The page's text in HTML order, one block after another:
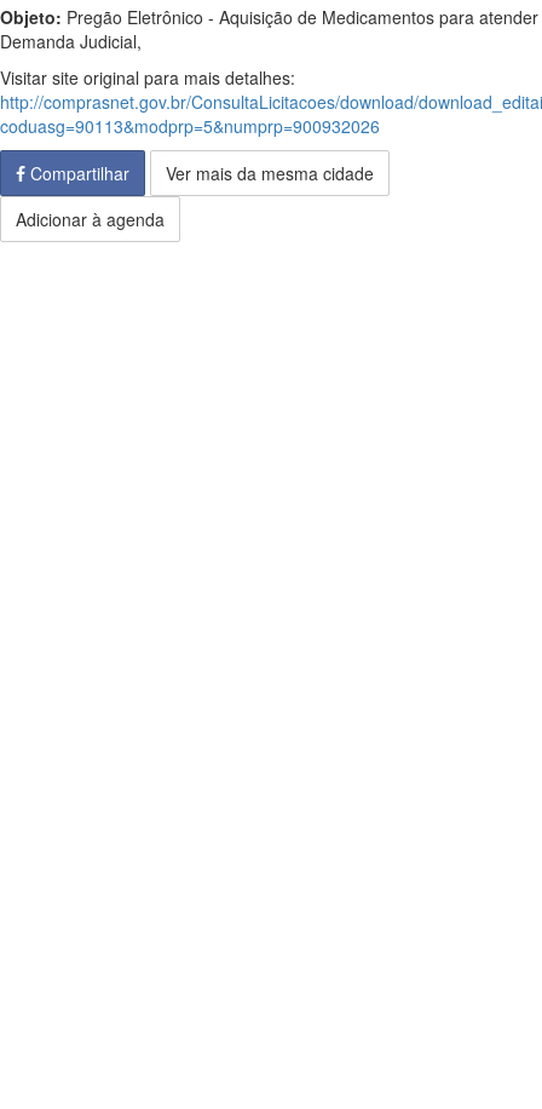
Objeto: Pregão Eletrônico - Aquisição de Medicamentos para atender
Demanda Judicial,
Visitar site original para mais detalhes:
http://comprasnet.gov.br/ConsultaLicitacoes/download/
coduasg=90113&modprp=5&numprp=900932026
Compartilhar
Ver mais da mesma cidade
Adicionar à agenda